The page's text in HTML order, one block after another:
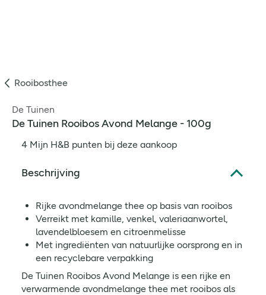
Rooibosthee
De Tuinen
De Tuinen Rooibos Avond Melange - 100g
4 Mijn H&B punten bij deze aankoop
Beschrijving
Rijke avondmelange thee op basis van rooibos
Verreikt met kamille, venkel, valeriaanwortel,
lavendelbloesem en citroenmelisse
Met ingrediënten van natuurlijke oorsprong en in
een recyclebare verpakking
De Tuinen Rooibos Avond Melange is een rijke en
verwarmende avondmelange thee met rooibos als